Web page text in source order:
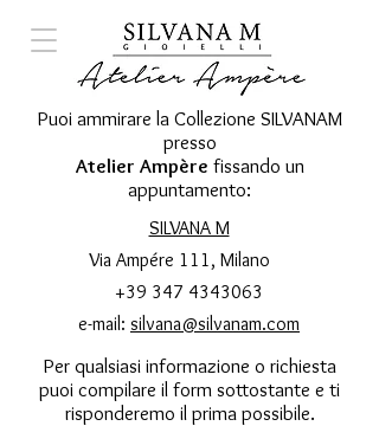
Puoi ammirare la Collezione SILVANAM
presso
Atelier Ampère fissando un
appuntamento:
SILVANA M
Via Ampére 111, Milano
+39 347 4343063
e-mail: silvana@silvanam.com
Per qualsiasi informazione o richiesta
puoi compilare il form sottostante e ti
risponderemo il prima possibile.